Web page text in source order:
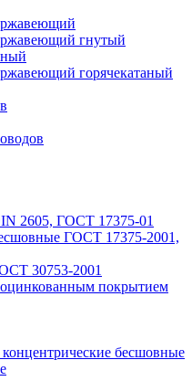
гнутый
горячекатаный
2605, ГОСТ 17375-01
ГОСТ 17375-2001,
30753-2001
покрытием
бесшовные